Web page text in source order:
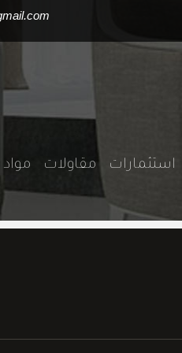
استثمارات مقاولات مواد